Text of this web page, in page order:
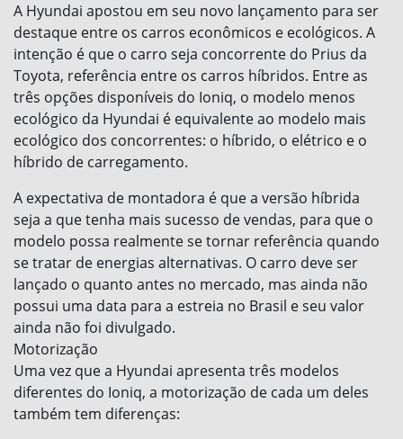
A Hyundai apostou em seu novo lançamento para ser
destaque entre os carros econômicos e ecológicos. A
intenção é que o carro seja concorrente do Prius da
Toyota, referência entre os carros híbridos. Entre as
três opções disponíveis do Ioniq, o modelo menos
ecológico da Hyundai é equivalente ao modelo mais
ecológico dos concorrentes: o híbrido, o elétrico e o
híbrido de carregamento.
A expectativa de montadora é que a versão híbrida
seja a que tenha mais sucesso de vendas, para que o
modelo possa realmente se tornar referência quando
se tratar de energias alternativas. O carro deve ser
lançado o quanto antes no mercado, mas ainda não
possui uma data para a estreia no Brasil e seu valor
ainda não foi divulgado.
Motorização
Uma vez que a Hyundai apresenta três modelos
diferentes do Ioniq, a motorização de cada um deles
também tem diferenças: